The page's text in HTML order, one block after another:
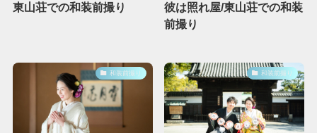
東山荘での和装前撮り
彼は照れ屋/東山荘での和装
前撮り
和装前撮り 和装前撮り